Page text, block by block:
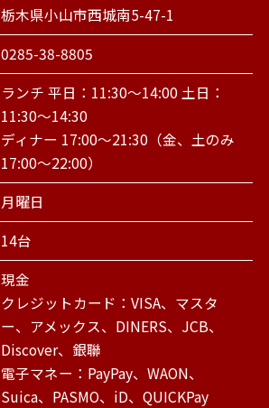
栃木県小山市西城南5-47-1
0285-38-8805
ランチ 平日：11:30～14:00 土日：
11:30～14:30
ディナー 17:00～21:30（金、土のみ
17:00～22:00）
月曜日
14台
現金
クレジットカード：VISA、マスタ
ー、アメックス、DINERS、JCB、
Discover、銀聯
電子マネー：PayPay、WAON、
Suica、PASMO、iD、QUICKPay